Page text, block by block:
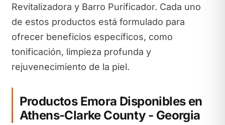
Revitalizadora y Barro Purificador. Cada uno
de estos productos está formulado para
ofrecer beneficios específicos, como
tonificación, limpieza profunda y
rejuvenecimiento de la piel.
Productos Emora Disponibles en
Athens-Clarke County - Georgia